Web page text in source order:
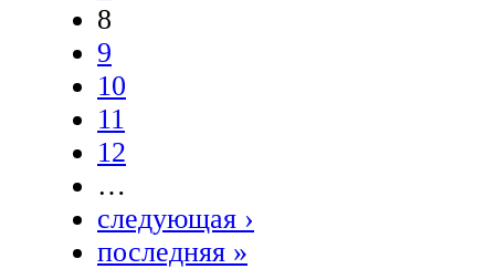
8
9
10
11
12
…
следующая ›
последняя »